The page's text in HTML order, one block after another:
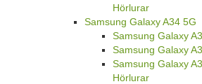
Hörlurar
Samsung Galaxy A34 5G
Samsung Galaxy
Samsung Galaxy
Samsung Galaxy
Hörlurar